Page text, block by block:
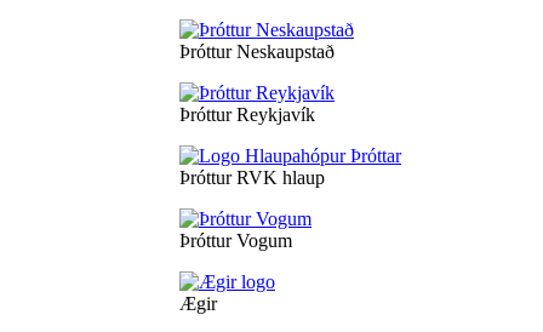
Þróttur Neskaupstað
Þróttur Reykjavík
Þróttur RVK hlaup
Þróttur Vogum
Ægir